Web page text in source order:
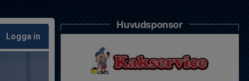
Logga in
Huvudsponsor